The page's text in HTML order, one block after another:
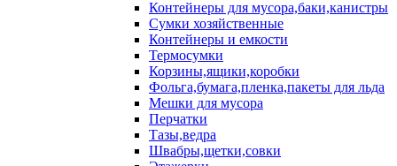
Контейнеры для мусора,баки,канистры
Сумки хозяйственные
Контейнеры и емкости
Термосумки
Корзины,ящики,коробки
Фольга,бумага,пленка,пакеты для льда
Мешки для мусора
Перчатки
Тазы,ведра
Швабры,щетки,совки